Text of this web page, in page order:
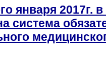
января 2017г.
система